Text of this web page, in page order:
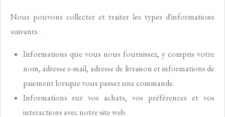
Nous pouvons collecter et traiter les types d'informations
suivants :
Informations que vous nous fournissez, y compris votre
nom, adresse e-mail, adresse de livraison et informations de
paiement lorsque vous passez une commande.
Informations sur vos achats, vos préférences et vos
interactions avec notre site web.